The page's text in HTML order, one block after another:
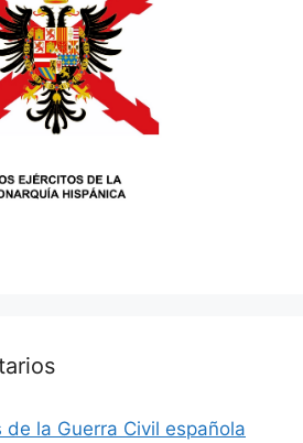
de la Guerra Civil española